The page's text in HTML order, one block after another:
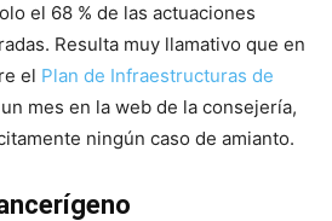
el 68 % de las actuaciones
Resulta muy llamativo que en
el Plan de Infraestructuras de
mes en la web de la consejería,
ningún caso de amianto.